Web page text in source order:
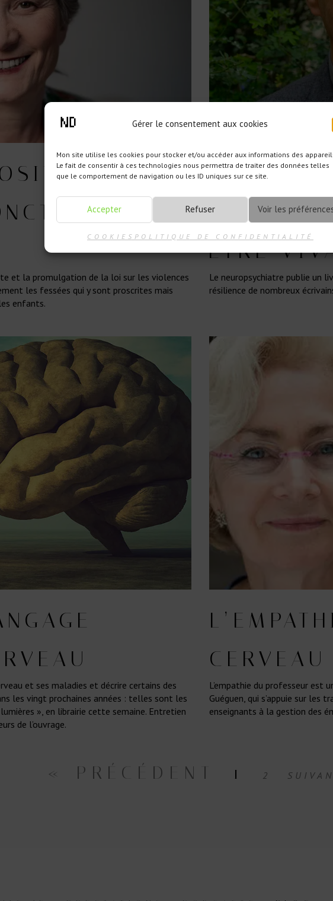
Gérer le consentement aux cookies
Mon site utilise les cookies pour stocker et/ou accéder aux informations des
Le fait de consentir à ces technologies nous permettra de traiter des données telles
que le comportement de navigation ou les ID uniques sur ce site.
Accepter Refuser Voir les
COOKIES POLITIQUE DE CONFIDENTIALITÉ
et la promulgation de la loi sur les violences
les fessées qui y sont proscrites mais
enfants.
BESOIN
ÊTRE
Le neuropsychiatre publie un
résilience de nombreux
et ses maladies et décrire certains des
les vingt prochaines années : telles sont les
», en librairie cette semaine. Entretien
de l’ouvrage.
L’empathie du professeur est
Guéguen, qui s’appuie sur les
enseignants à la gestion des
« PRÉCÉDENT 1 2